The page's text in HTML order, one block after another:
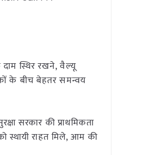
दाम स्थिर रखने, वैल्यू
के बीच बेहतर समन्वय
सरकार की प्राथमिकता
स्थायी राहत मिले, आम की